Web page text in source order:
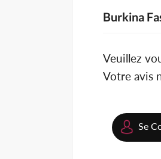
Burkina
Veuillez
Votre avis
Se